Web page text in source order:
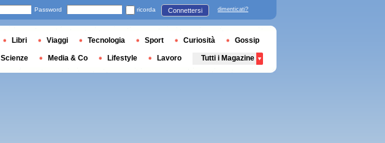
Password ricorda Connettersi dimenticati?
Libri Viaggi Tecnologia Sport Curiosità Gossip
Scienze Media & Co Lifestyle Lavoro Tutti i Magazine